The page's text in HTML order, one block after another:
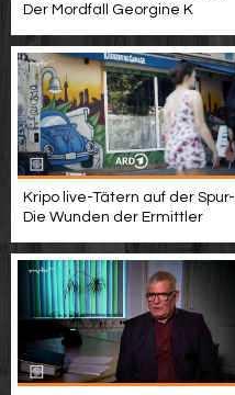
Der Mordfall Georgine K
Kripo live-Tätern auf der Spur-
Die Wunden der Ermittler